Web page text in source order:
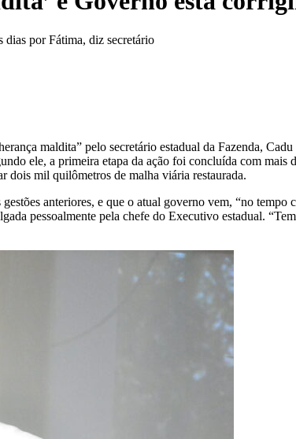
dias por Fátima, diz secretário
maldita” pelo secretário estadual da Fazenda,
ele, a primeira etapa da ação foi concluída com mais
dois mil quilômetros de malha viária restaurada.
anteriores, e que o atual governo vem, “no
pessoalmente pela chefe do Executivo estadual.